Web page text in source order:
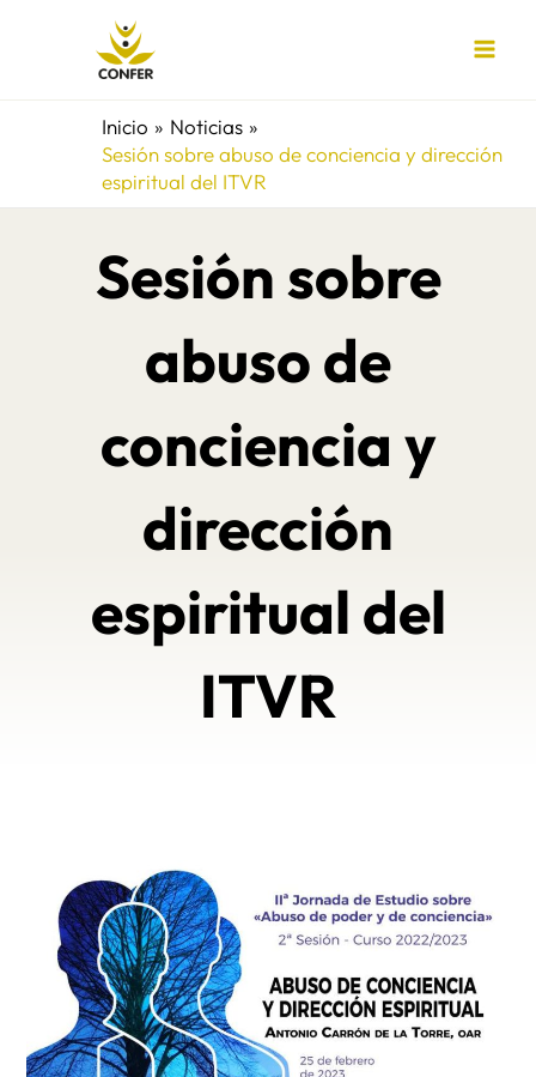
Inicio
Noticias
Sesión sobre abuso de conciencia y dirección
espiritual del ITVR
Sesión sobre
abuso de
conciencia y
dirección
espiritual del
ITVR